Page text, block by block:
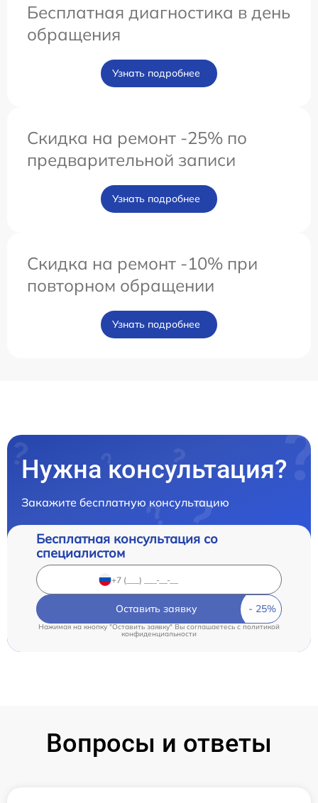
Бесплатная диагностика в день
обращения
Узнать подробнее
Скидка на ремонт -25% по
предварительной записи
Узнать подробнее
Скидка на ремонт -10% при
повторном обращении
Узнать подробнее
Нужна консультация?
Закажите бесплатную консультацию
Бесплатная консультация со
специалистом
Оставить заявку
Нажимая на кнопку "Оставить заявку" Вы соглашаетесь cполитикой
конфиденциальности
Вопросы и ответы